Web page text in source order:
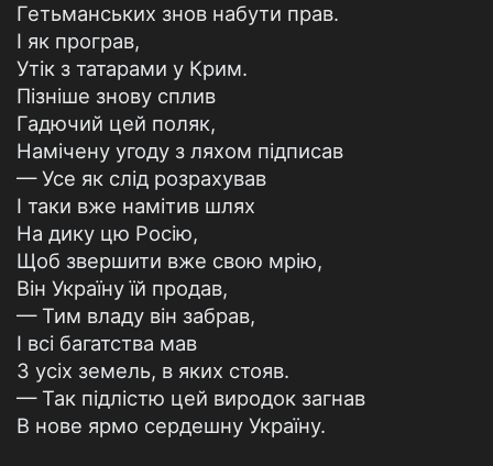
Гетьманських знов набути прав.
І як програв,
Утік з татарами у Крим.
Пізніше знову сплив
Гадючий цей поляк,
Намічену угоду з ляхом підписав
— Усе як слід розрахував
І таки вже намітив шлях
На дику цю Росію,
Щоб звершити вже свою мрію,
Він Україну їй продав,
— Тим владу він забрав,
І всі багатства мав
З усіх земель, в яких стояв.
— Так підлістю цей виродок загнав
В нове ярмо сердешну Україну.